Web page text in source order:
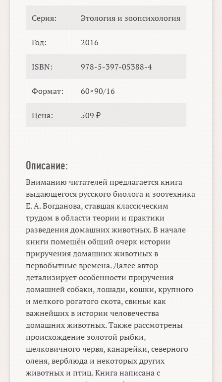
Серия: Этология и зоопсихология
Год: 2016
ISBN: 978-5-397-05388-4
Формат: 60×90/16
Цена: 509 ₽
Описание:
Вниманию читателей предлагается книга
выдающегося русского биолога и зоотехника
Е. А. Богданова, ставшая классическим
трудом в области теории и практики
разведения домашних животных. В начале
книги помещён общий очерк истории
приручения домашних животных в
первобытные времена. Далее автор
детализирует особенности приручения
домашней собаки, лошади, кошки, крупного
и мелкого рогатого скота, свиньи как
важнейших в истории человечества
домашних животных. Также рассмотрены
происхождение золотой рыбки,
шелковичного червя, канарейки, северного
оленя, верблюда и некоторых других
животных и птиц. Книга написана с